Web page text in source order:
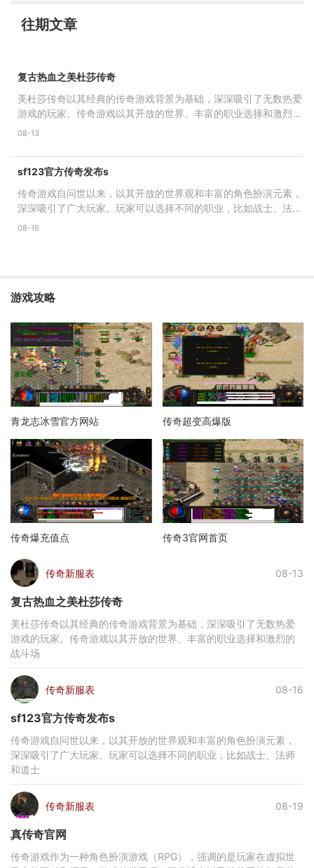
往期文章
复古热血之美杜莎传奇
美杜莎传奇以其经典的传奇游戏背景为基础，深深吸引了无数热爱
游戏的玩家。传奇游戏以其开放的世界、丰富的职业选择和激烈的
战斗场景著称。在这个
08-13
sf123官方传奇发布s
传奇游戏自问世以来，以其开放的世界观和丰富的角色扮演元素，
深深吸引了广大玩家。玩家可以选择不同的职业，比如战士、法师
和道士，每个职业都有
08-16
游戏攻略
青龙志冰雪官方网站 传奇超变高爆版
传奇爆充值点 传奇3官网首页
传奇新服表 08-13
复古热血之美杜莎传奇
美杜莎传奇以其经典的传奇游戏背景为基础，深深吸引了无数热爱
游戏的玩家。传奇游戏以其开放的世界、丰富的职业选择和激烈的
战斗场
传奇新服表 08-16
sf123官方传奇发布s
传奇游戏自问世以来，以其开放的世界观和丰富的角色扮演元素，
深深吸引了广大玩家。玩家可以选择不同的职业，比如战士、法师
和道士
传奇新服表 08-19
真传奇官网
传奇游戏作为一种角色扮演游戏（RPG），强调的是玩家在虚拟世